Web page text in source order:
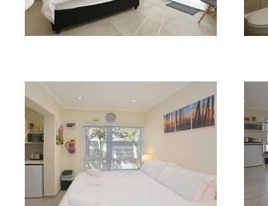
• Kirstenbosch Botanischer Garten